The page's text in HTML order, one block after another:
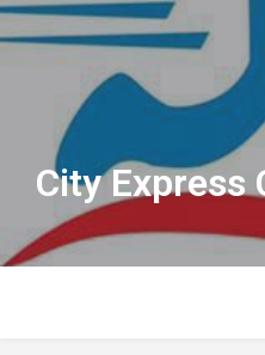
City Express